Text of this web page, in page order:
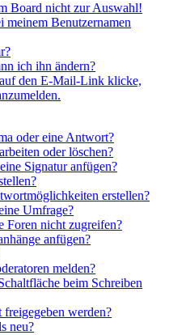
Board nicht zur Auswahl!
meinem Benutzernamen
ich ihn ändern?
den E-Mail-Link klicke,
oder eine Antwort?
oder löschen?
Signatur anfügen?
erstellen?
Umfrage?
Foren nicht zugreifen?
anfügen?
melden?
beim Schreiben
freigegeben werden?
neu?